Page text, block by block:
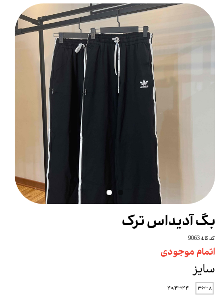
بگ آدیداس ترک
کد کالا: 9063
اتمام موجودی
سایز
۳۶/۳۸ ۴۰/۴۲/۴۴